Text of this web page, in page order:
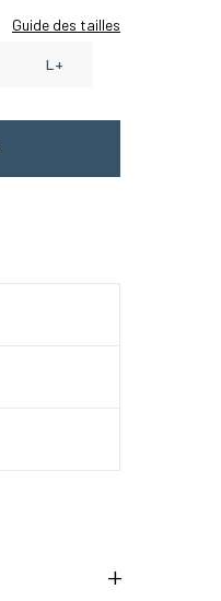
Guide des tailles
L+